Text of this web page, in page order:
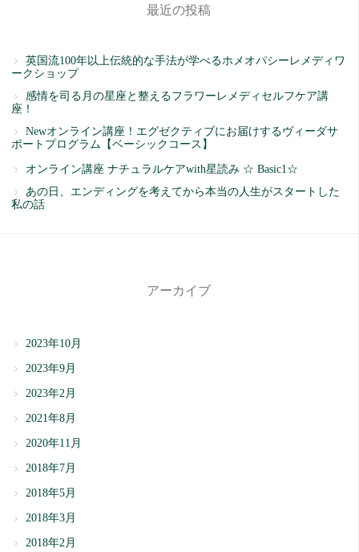
最近の投稿
英国流100年以上伝統的な手法が学べるホメオパシーレメディワ
ークショップ
感情を司る月の星座と整えるフラワーレメディセルフケア講
座！
Newオンライン講座！エグゼクティブにお届けするヴィーダサ
ポートプログラム【ベーシックコース】
オンライン講座 ナチュラルケアwith星読み ☆ Basic1☆
あの日、エンディングを考えてから本当の人生がスタートした
私の話
アーカイブ
2023年10月
2023年9月
2023年2月
2021年8月
2020年11月
2018年7月
2018年5月
2018年3月
2018年2月